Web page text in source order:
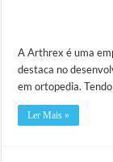
A Arthrex é uma
destaca no
em ortopedia.
Ler Mais »